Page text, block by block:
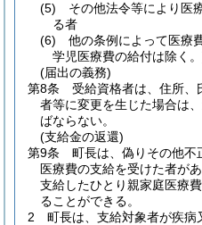
(5)
その他法令等により医
る者
(6)
他の条例によって医療
学児医療費の給付は除く
(届出の義務)
第8条
受給資格者は、住所、
者等に変更を生じた場合は
ばならない。
(支給金の返還)
第9条
町長は、偽りその他不
医療費の支給を受けた者が
支給したひとり親家庭医療
ることができる。
2
町長は、支給対象者が疾病